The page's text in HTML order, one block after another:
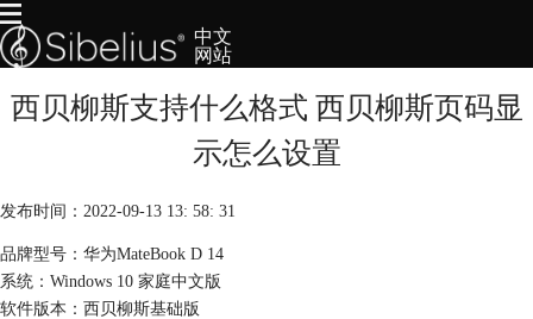
中文
网站
首页
购买
西贝柳斯支持什么格式 西贝柳斯页码显
示怎么设置
发布时间：2022-09-13 13: 58: 31
品牌型号：华为MateBook D 14
系统：Windows 10 家庭中文版
软件版本：西贝柳斯基础版